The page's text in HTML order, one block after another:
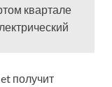
квартале
получит